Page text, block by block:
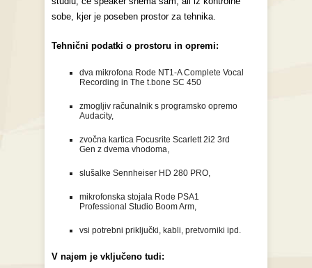
sobe, kjer je poseben prostor za tehnika.
Tehnični podatki o prostoru in opremi:
dva mikrofona Rode NT1-A Complete Vocal
Recording in The t.bone SC 450
zmogljiv računalnik s programsko opremo
Audacity,
zvočna kartica Focusrite Scarlett 2i2 3rd
Gen z dvema vhodoma,
slušalke Sennheiser HD 280 PRO,
mikrofonska stojala Rode PSA1
Professional Studio Boom Arm,
vsi potrebni priključki, kabli, pretvorniki ipd.
V najem je vključeno tudi: